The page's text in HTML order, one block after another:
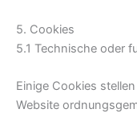
5. Cookies
5.1 Technische oder
Einige Cookies
Website